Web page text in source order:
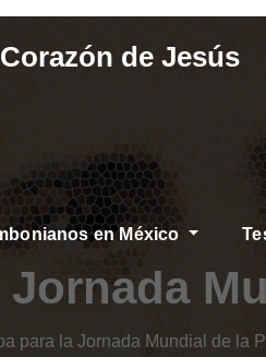
de Jesús
en México
para la Jornada Mundial de la